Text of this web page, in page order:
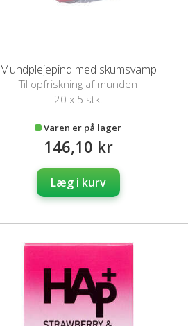
Mundplejepind med skumsvamp
Til opfriskning af munden
20 x 5 stk.
Varen er på lager
146,10 kr
Læg i kurv